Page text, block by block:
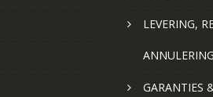
LEVERING,
GARANTIES